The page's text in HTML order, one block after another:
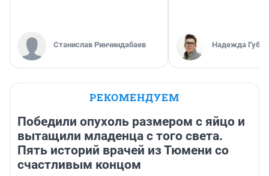
Станислав Ринчиндабаев Надежда
РЕКОМЕНДУЕМ
Победили опухоль размером с яйцо и
вытащили младенца с того света.
Пять историй врачей из Тюмени со
счастливым концом